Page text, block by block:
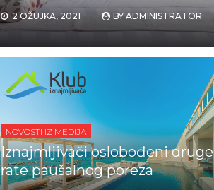
2 OŽUJKA, 2021 BYADMINISTRATOR
NOVOSTI IZ MEDIJA
Iznajmljivači oslobođeni druge
rate paušalnog poreza